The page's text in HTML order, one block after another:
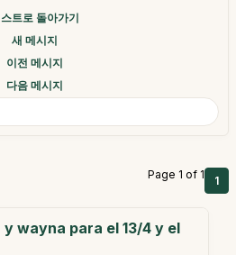
트로 돌아가기
새 메시지
이전 메시지
다음 메시지
Page 1 of 1 1
wayna para el 13/4 y el